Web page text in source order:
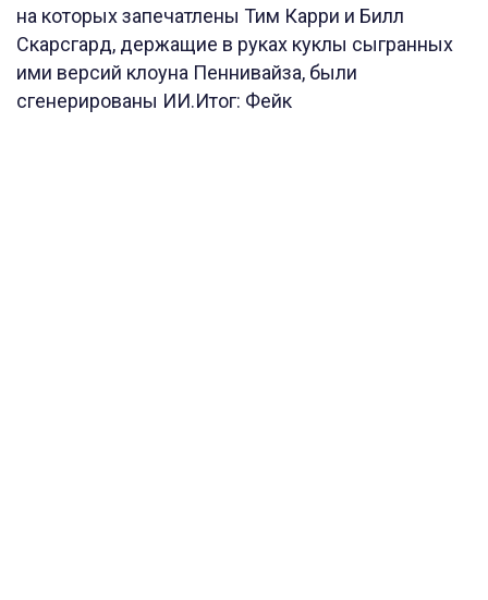
на которых запечатлены Тим Карри и Билл
Скарсгард, держащие в руках куклы сыгранных
ими версий клоуна Пеннивайза, были
сгенерированы ИИ.Итог: Фейк